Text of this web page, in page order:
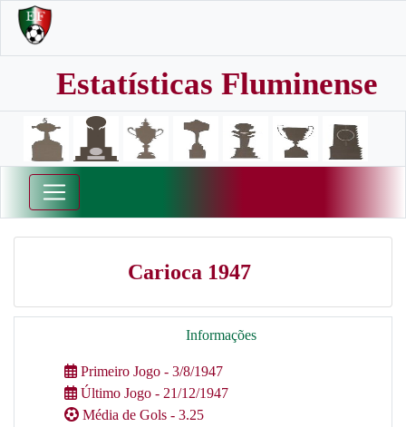
Estatísticas Fluminense
Carioca 1947
Informações
Primeiro Jogo - 3/8/1947
Último Jogo - 21/12/1947
Média de Gols - 3.25